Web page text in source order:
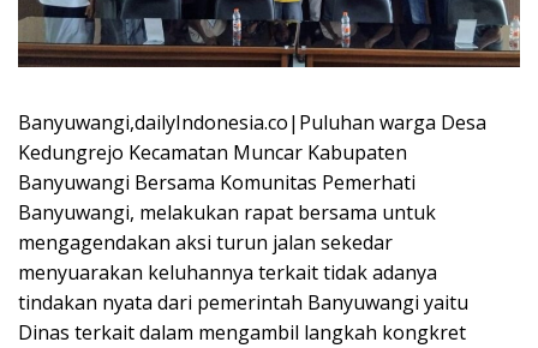
Banyuwangi,dailyIndonesia.co|Puluhan warga Desa
Kedungrejo Kecamatan Muncar Kabupaten
Banyuwangi Bersama Komunitas Pemerhati
Banyuwangi, melakukan rapat bersama untuk
mengagendakan aksi turun jalan sekedar
menyuarakan keluhannya terkait tidak adanya
tindakan nyata dari pemerintah Banyuwangi yaitu
Dinas terkait dalam mengambil langkah kongkret